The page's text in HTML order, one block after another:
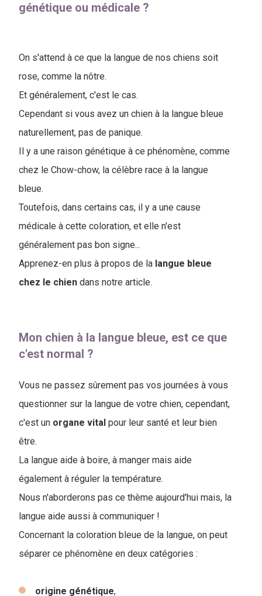
génétique ou médicale ?
On s'attend à ce que la langue de nos chiens soit
rose, comme la nôtre.
Et généralement, c'est le cas.
Cependant si vous avez un chien à la langue bleue
naturellement, pas de panique.
Il y a une raison génétique à ce phénomène, comme
chez le Chow-chow, la célèbre race à la langue
bleue.
Toutefois, dans certains cas, il y a une cause
médicale à cette coloration, et elle n'est
généralement pas bon signe...
Apprenez-en plus à propos de la langue bleue
chez le chien dans notre article.
Mon chien à la langue bleue, est ce que
c'est normal ?
Vous ne passez sûrement pas vos journées à vous
questionner sur la langue de votre chien, cependant,
c'est un organe vital pour leur santé et leur bien
être.
La langue aide à boire, à manger mais aide
également à réguler la température.
Nous n'aborderons pas ce thème aujourd'hui mais, la
langue aide aussi à communiquer !
Concernant la coloration bleue de la langue, on peut
séparer ce phénomène en deux catégories :
origine génétique,